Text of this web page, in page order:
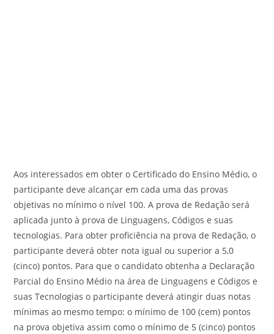
Aos interessados em obter o Certificado do Ensino Médio, o
participante deve alcançar em cada uma das provas
objetivas no mínimo o nível 100. A prova de Redação será
aplicada junto à prova de Linguagens, Códigos e suas
tecnologias. Para obter proficiência na prova de Redação, o
participante deverá obter nota igual ou superior a 5,0
(cinco) pontos. Para que o candidato obtenha a Declaração
Parcial do Ensino Médio na área de Linguagens e Códigos e
suas Tecnologias o participante deverá atingir duas notas
mínimas ao mesmo tempo: o mínimo de 100 (cem) pontos
na prova objetiva assim como o mínimo de 5 (cinco) pontos